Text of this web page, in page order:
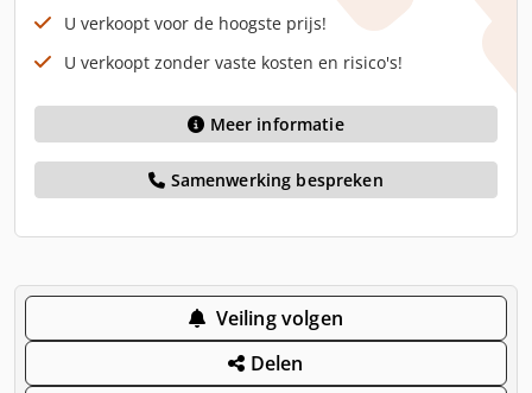
U verkoopt voor de hoogste prijs!
U verkoopt zonder vaste kosten en risico's!
Meer informatie
Samenwerking bespreken
Veiling volgen
Delen